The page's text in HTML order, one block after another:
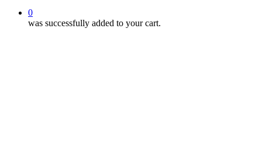
0
was successfully added to your cart.